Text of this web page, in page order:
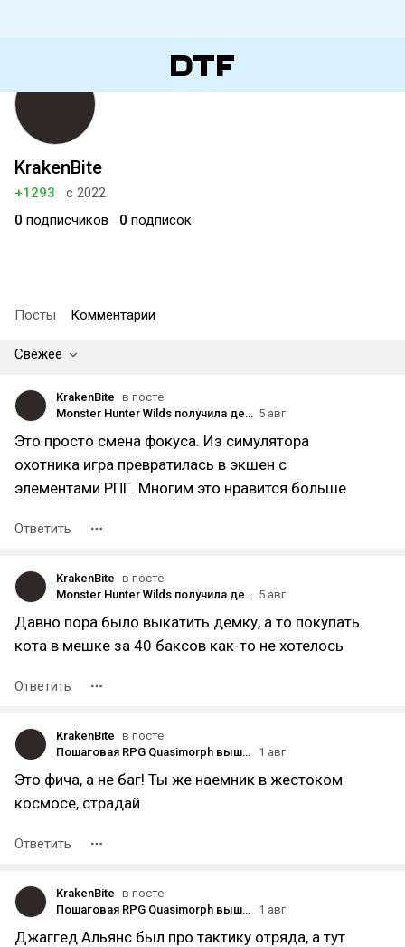
KrakenBite
+1293
с 2022
0 подписчиков 0 подписок
Посты Комментарии
Свежее
KrakenBite в посте
Monster Hunter Wilds получила демоверсию пролога 5 авг
Это просто смена фокуса. Из симулятора
охотника игра превратилась в экшен с
элементами РПГ. Многим это нравится больше
Ответить
KrakenBite в посте
Monster Hunter Wilds получила демоверсию пролога 5 авг
Давно пора было выкатить демку, а то покупать
кота в мешке за 40 баксов как-то не хотелось
Ответить
KrakenBite в посте
Пошаговая RPG Quasimorph вышла из раннего доступа
1 авг
Это фича, а не баг! Ты же наемник в жестоком
космосе, страдай
Ответить
KrakenBite в посте
Пошаговая RPG Quasimorph вышла из раннего доступа
1 авг
Джаггед Альянс был про тактику отряда, а тут